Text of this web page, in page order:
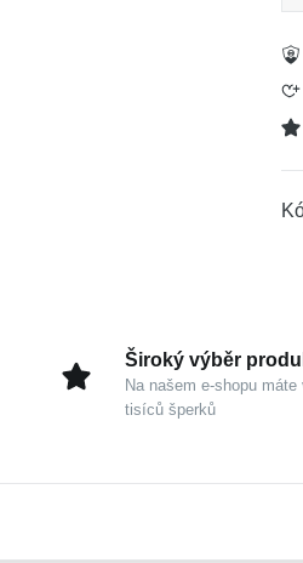
Široký výběr
Na našem e-shopu máte
tisíců šperků